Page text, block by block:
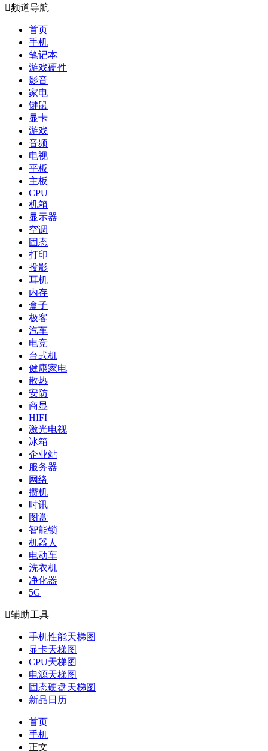
频道导航
首页
手机
笔记本
游戏硬件
影音
家电
键鼠
显卡
游戏
音频
电视
平板
主板
CPU
机箱
显示器
空调
固态
打印
投影
耳机
内存
盒子
极客
汽车
电竞
台式机
健康家电
散热
安防
商显
HIFI
激光电视
冰箱
企业站
服务器
网络
攒机
时讯
图赏
智能锁
机器人
电动车
洗衣机
净化器
5G
辅助工具
手机性能天梯图
显卡天梯图
CPU天梯图
电源天梯图
固态硬盘天梯图
新品日历
首页
手机
正文